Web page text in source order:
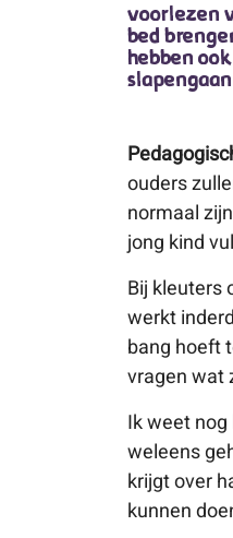
voorlezen
bed
hebben
ouders
normaal
jong kind
Bij kleuters
werkt
bang hoeft
vragen wat
Ik weet nog
weleens
krijgt over
kunnen